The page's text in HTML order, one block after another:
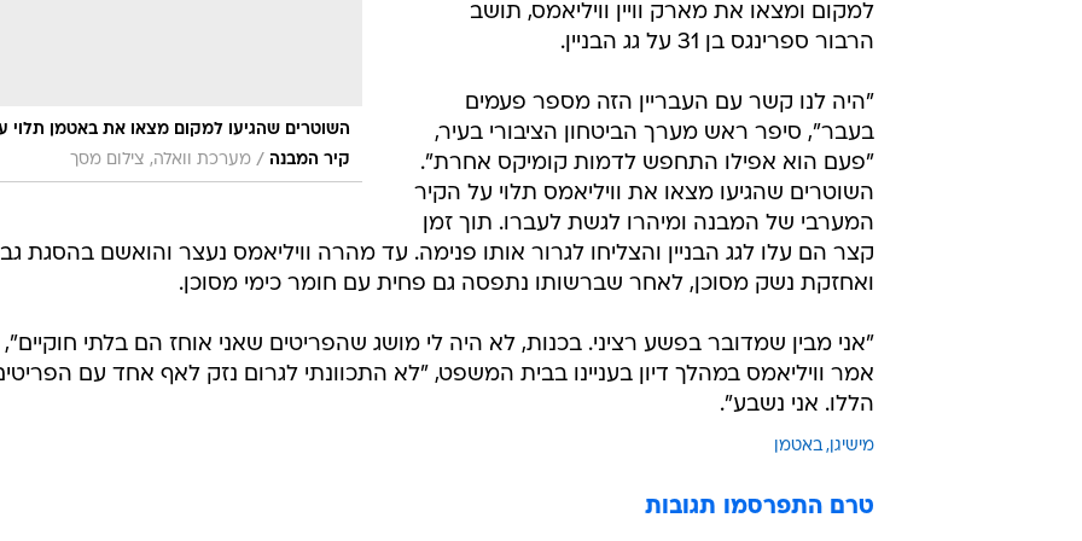
השוטרים שהגיעו למקום מצאו את באטמן תלוי
קיר המבנה / מערכת וואלה, צילום מסך
למקום ומצאו את מארק וויין וויליאמס, תושב
הרבור ספרינגס בן 31 על גג הבניין.
"היה לנו קשר עם העבריין הזה מספר פעמים
בעבר", סיפר ראש מערך הביטחון הציבורי בעיר,
"פעם הוא אפילו התחפש לדמות קומיקס אחרת".
השוטרים שהגיעו מצאו את וויליאמס תלוי על הקיר
המערבי של המבנה ומיהרו לגשת לעברו. תוך זמן
קצר הם עלו לגג הבניין והצליחו לגרור אותו פנימה. עד מהרה וויליאמס נעצר והואשם בהסגת
ואחזקת נשק מסוכן, לאחר שברשותו נתפסה גם פחית עם חומר כימי מסוכן.
"אני מבין שמדובר בפשע רציני. בכנות, לא היה לי מושג שהפריטים שאני אוחז הם בלתי חוקיים",
אמר וויליאמס במהלך דיון בעניינו בבית המשפט, "לא התכוונתי לגרום נזק לאף אחד עם
הללו. אני נשבע".
מישיגן באטמן
טרם התפרסמו תגובות